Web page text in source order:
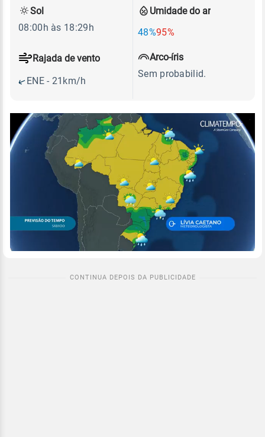
Umidade do ar
48%95%
Rajada de vento
ENE - 21km/h
Sol
08:00h às 18:29h
Arco-íris
Sem probabilid.